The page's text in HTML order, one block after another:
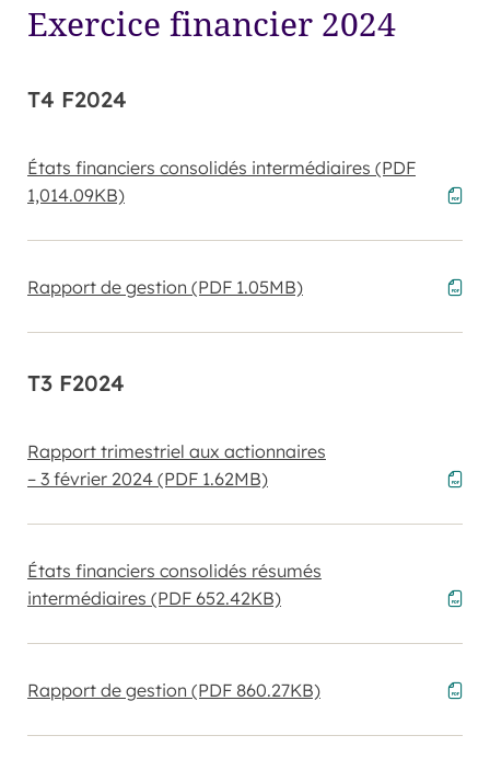
Exercice financier 2024
T4 F2024
États financiers consolidés intermédiaires (PDF
1,014.09KB)
Rapport de gestion (PDF 1.05MB)
T3 F2024
Rapport trimestriel aux actionnaires
– 3 février 2024 (PDF 1.62MB)
États financiers consolidés résumés
intermédiaires (PDF 652.42KB)
Rapport de gestion (PDF 860.27KB)